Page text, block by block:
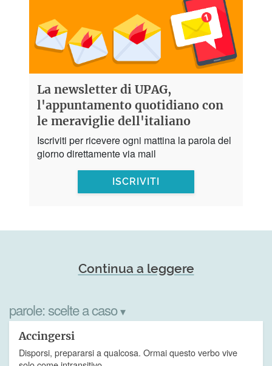
La newsletter di UPAG,
l'appuntamento quotidiano con
le meraviglie dell'italiano
Iscriviti per ricevere ogni mattina la parola del
giorno direttamente via mail
ISCRIVITI
Continua a leggere
parole:scelte a caso▾
Accingersi
Disporsi, prepararsi a qualcosa. Ormai questo verbo vive